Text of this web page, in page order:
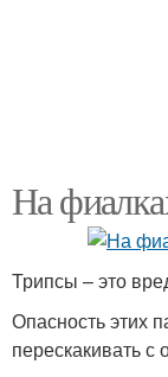
На
Трипсы – это
Опасность этих
перескакивать с